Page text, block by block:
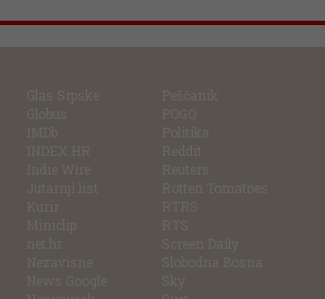
Glas Srpske
Globus
IMDb
INDEX.HR
Indie Wire
Jutarnji list
Kurir
Miniclip
net.hr
Nezavisne
News Google
Pešćanik
POGO
Politika
Reddit
Reuters
Rotten Tomatoes
RTRS
RTS
Screen Daily
Slobodna Bosna
Sky